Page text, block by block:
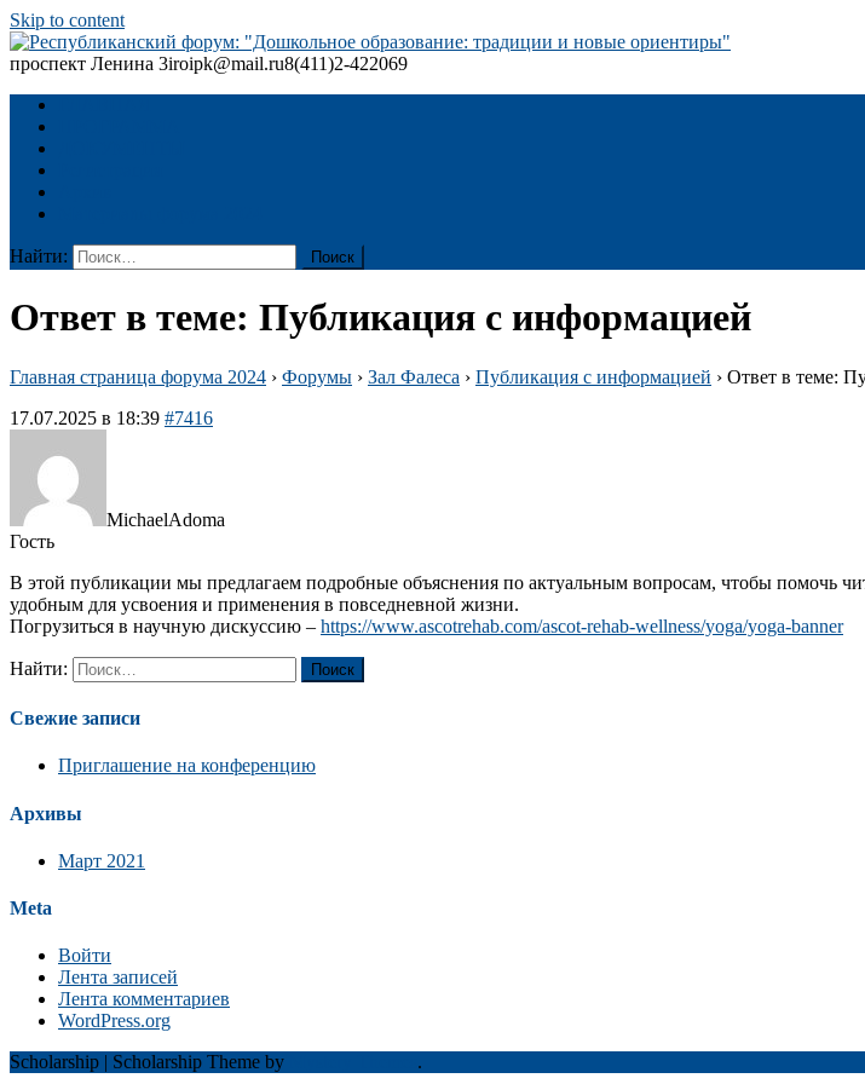
Skip to content
проспект Ленина 3iroipk@mail.ru8(411)2-422069
Найти:
Ответ в теме: Публикация с информацией
Главная страница форума 2024 › Форумы › Зал Фалеса › Публикация с информацией › Ответ в теме:
17.07.2025 в 18:39 #7416
MichaelAdoma
Гость
В этой публикации мы предлагаем подробные объяснения по актуальным вопросам, чтобы помочь
удобным для усвоения и применения в повседневной жизни.
Погрузиться в научную дискуссию – https://www.ascotrehab.com/ascot-rehab-wellness/yoga/yoga-banner
Найти:
Свежие записи
Приглашение на конференцию
Архивы
Март 2021
Meta
Войти
Лента записей
Лента комментариев
WordPress.org
Scholarship
Scholarship Theme by .